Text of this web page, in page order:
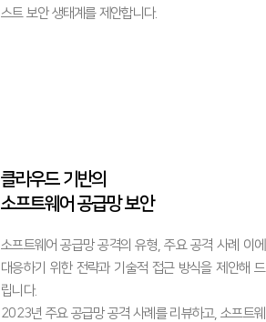
스트 보안 생태계를 제안합니다.
클라우드 기반의
소프트웨어 공급망 보안
소프트웨어 공급망 공격의 유형, 주요 공격 사례 이에
대응하기 위한 전략과 기술적 접근 방식을 제안해 드
립니다.
2023년 주요 공급망 공격 사례를 리뷰하고, 소프트웨